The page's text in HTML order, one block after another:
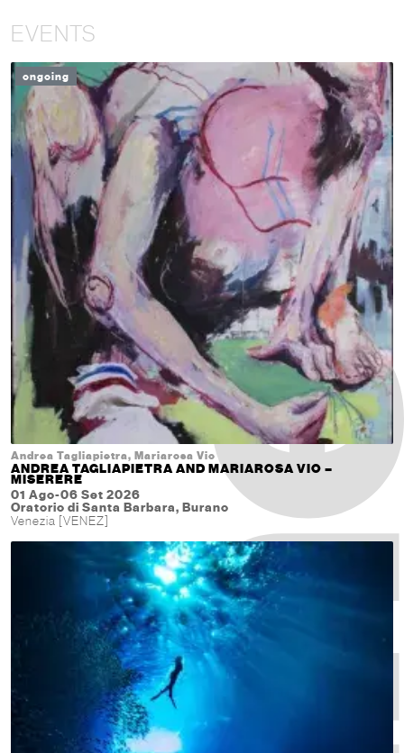
EVENTS
Andrea Tagliapietra, Mariarosa Vio
ANDREA TAGLIAPIETRA AND MARIAROSA VIO –
MISERERE
01 Ago-06 Set 2026
Oratorio di Santa Barbara, Burano
Venezia [VENEZ]
ongoing